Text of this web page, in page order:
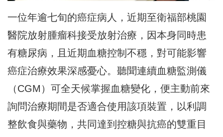
一位年逾七旬的癌症病人，近期至衛福部桃園
醫院放射腫瘤科接受放射治療，因本身同時患
有糖尿病，且近期血糖控制不穩，對可能影響
癌症治療效果深感憂心。聽聞連續血糖監測儀
（CGM）可全天候掌握血糖變化，便主動前來
詢問治療期間是否適合使用該項裝置，以利調
整飲食與藥物，共同達到控糖與抗癌的雙重目